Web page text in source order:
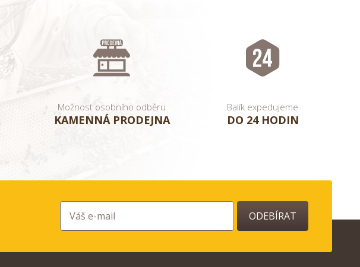
Možnost osobního odběru
KAMENNÁ PRODEJNA
Balík expedujeme
DO 24 HODIN
ODEBÍRAT